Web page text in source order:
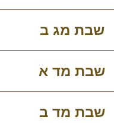
שבת מג ב
שבת מד א
שבת מד ב